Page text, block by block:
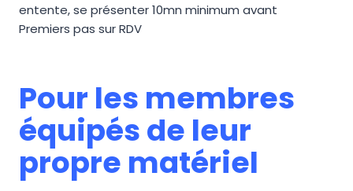
entente, se présenter 10mn minimum avant
Premiers pas sur RDV
Pour les membres
équipés de leur
propre matériel